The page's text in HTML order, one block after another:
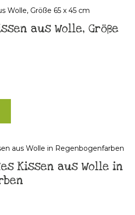
aus Wolle, Größe
Kissen aus Wolle in